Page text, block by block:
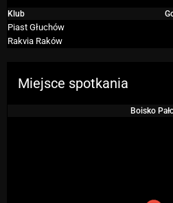
Klub
Piast Głuchów
Rakvia Raków
Miejsce spotkania
Boisko